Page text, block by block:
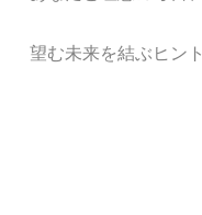
望む未来を結ぶ ヒント